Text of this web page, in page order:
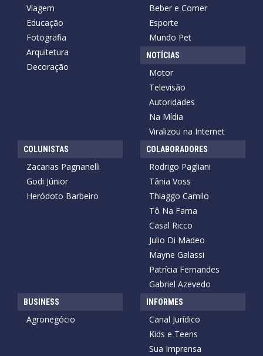
Viagem
Educação
Fotografia
Arquitetura
Decoração
Beber e Comer
Esporte
Mundo Pet
NOTÍCIAS
Motor
Televisão
Autoridades
Na Mídia
Viralizou na Internet
COLUNISTAS
Zacarias Pagnanelli
Godi Júnior
Heródoto Barbeiro
COLABORADORES
Rodrigo Pagliani
Tânia Voss
Thiaggo Camilo
Tô Na Fama
Casal Ricco
Julio Di Madeo
Mayne Galassi
Patrícia Fernandes
Gabriel Azevedo
BUSINESS
Agronegócio
INFORMES
Canal Jurídico
Kids e Teens
Sua Imprensa